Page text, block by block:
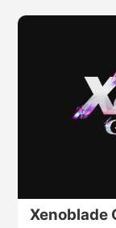
Xenoblade